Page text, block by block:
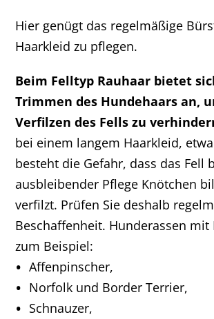
Hier genügt das regelmäßige
Haarkleid zu pflegen.
Beim Felltyp Rauhaar bietet
Trimmen des Hundehaars an,
Verfilzen des Fells zu
bei einem langem Haarkleid,
besteht die Gefahr, dass das Fell
ausbleibender Pflege Knötchen
verfilzt. Prüfen Sie deshalb
Beschaffenheit. Hunderassen mit
zum Beispiel:
Affenpinscher,
Norfolk und Border Terrier,
Schnauzer,